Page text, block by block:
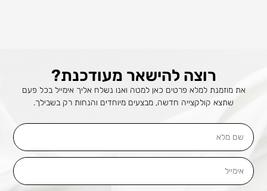
רוצה להישאר מעודכנת?
את מוזמנת למלא פרטים כאן למטה ואנו נשלח אליך אימייל בכל פעם
שתצא קולקצייה חדשה, מבצעים מיוחדים והנחות רק בשבילך.
שם
מלא
אימייל